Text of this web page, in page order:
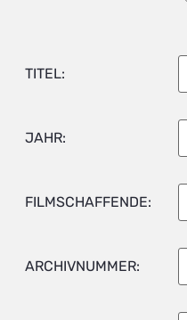
TITEL:
JAHR:
FILMSCHAFFENDE:
ARCHIVNUMMER: